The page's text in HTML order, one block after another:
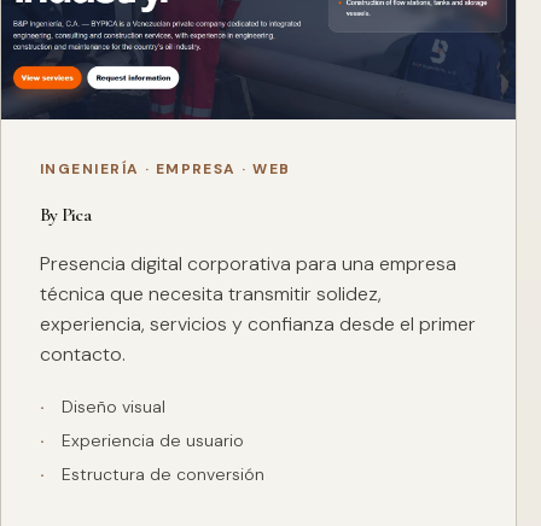
INGENIERÍA · EMPRESA · WEB
By Pica
Presencia digital corporativa para una empresa
técnica que necesita transmitir solidez,
experiencia, servicios y confianza desde el primer
contacto.
Diseño visual
Experiencia de usuario
Estructura de conversión